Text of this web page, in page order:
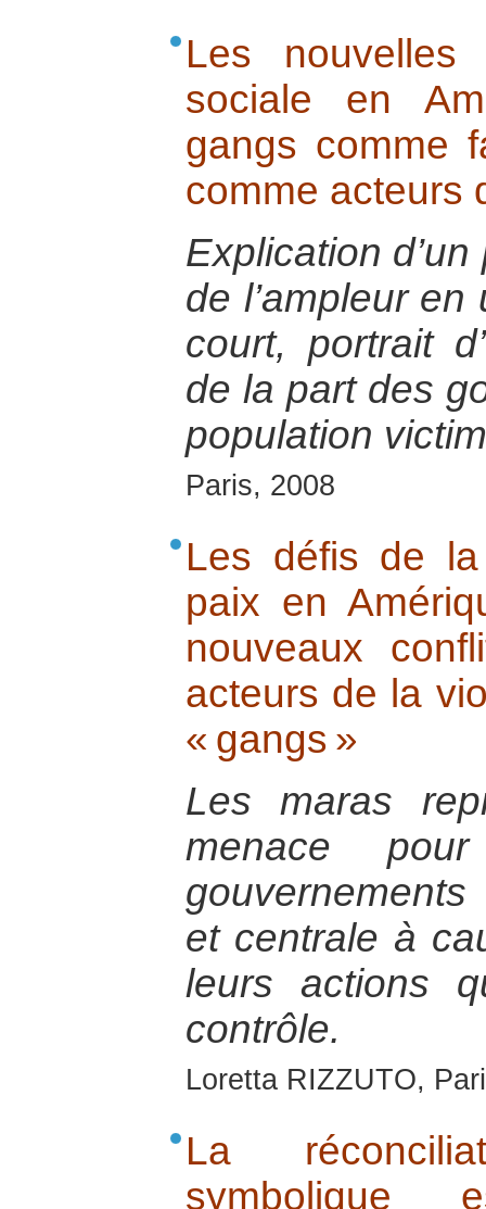
Les
sociale en
gangs comme
comme acteurs
Explication
de l’ampleur
court, portrait
de la part des
population
Paris, 2008
Les défis de
paix en
nouveaux
acteurs de la
« gangs »
Les maras
menace
et centrale à
leurs actions
contrôle.
Loretta RIZZUTO,
La
symbolique